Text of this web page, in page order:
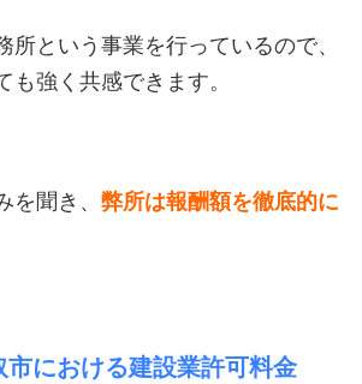
所という事業を行っているので、
も強く共感できます。
を聞き、 弊所は報酬額を徹底的に
市における建設業許可料金